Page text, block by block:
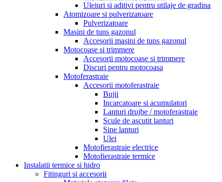
Uleiuri si aditivi pentru utilaje de gradina
Atomizoare si pulverizatoare
Pulverizatoare
Masini de tuns gazonul
Accesorii masini de tuns gazonul
Motocoase si trimmere
Accesorii motocoase si trimmere
Discuri pentru motocoasa
Motoferastraie
Accesorii motoferastraie
Bujii
Incarcatoare si acumulatori
Lanturi drujbe / motoferastraie
Scule de ascutit lanturi
Sine lanturi
Ulei
Motofierastraie electrice
Motofierastraie termice
Instalatii termice si hidro
Fitinguri si accesorii